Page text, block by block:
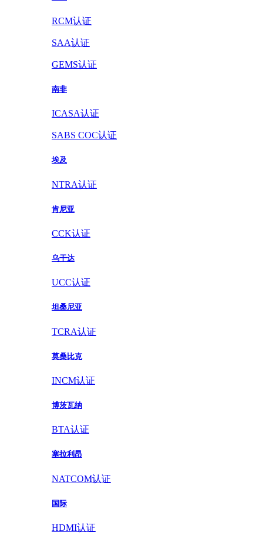
RCM认证
SAA认证
GEMS认证
南非
ICASA认证
SABS COC认证
埃及
NTRA认证
肯尼亚
CCK认证
乌干达
UCC认证
坦桑尼亚
TCRA认证
莫桑比克
INCM认证
博茨瓦纳
BTA认证
塞拉利昂
NATCOM认证
国际
HDMI认证